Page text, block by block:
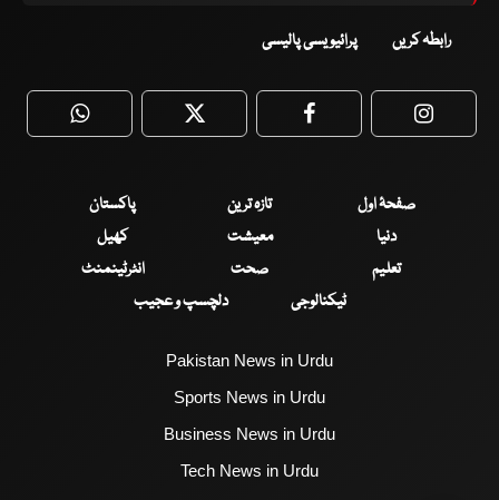
رابطہ کریں پرائیویسی پالیسی
WhatsApp Twitter Facebook
صفحۂ اول تازہ ترین
پاکستان
دنیا
معیشت
کھیل
تعلیم
صحت
انٹرٹینمنٹ
ٹیکنالوجی
دلچسپ و عجیب
Pakistan News in Urdu
Sports News in Urdu
Business News in Urdu
Tech News in Urdu